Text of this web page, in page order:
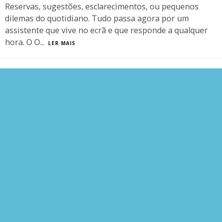
Reservas, sugestões, esclarecimentos, ou pequenos
dilemas do quotidiano. Tudo passa agora por um
assistente que vive no ecrã e que responde a qualquer
hora. O O... LER MAIS